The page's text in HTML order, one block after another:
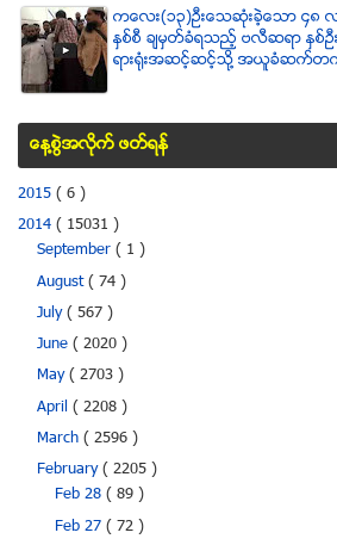
ကေလး(၁၃)ဦးေသဆံုးခဲ့ေသာ ၄၈ လ
ႏွစ္စီ ခ်မွတ္ခံရသည့္ ဗလီဆရာ ႏွစ္
ရားရံုးအဆင့္ဆင့္သို႔ အယူခံဆက္တ
ေန႔စြဲအလိုက္ ဖတ္ရန္
2015 ( 6 )
2014 ( 15031 )
September ( 1 )
August( 74 )
July( 567 )
June ( 2020 )
May( 2703 )
April ( 2208 )
March ( 2596 )
February( 2205 )
Feb 28( 89 )
Feb 27( 72 )